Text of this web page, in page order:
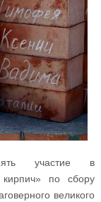
участие в
кирпич» по сбору
великого